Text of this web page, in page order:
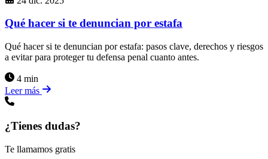
Qué hacer si te denuncian por estafa
Qué hacer si te denuncian por estafa: pasos clave, derechos y riesgos
a evitar para proteger tu defensa penal cuanto antes.
4 min
Leer más
¿Tienes dudas?
Te llamamos gratis